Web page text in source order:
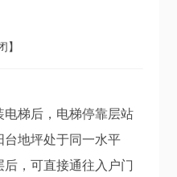
】
梯后，电梯停靠层站
台地坪处于同一水平
，可直接通往入户门